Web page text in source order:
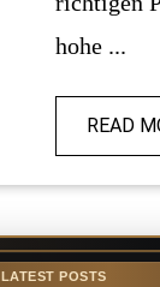
hohe ...
READ
LATEST POSTS